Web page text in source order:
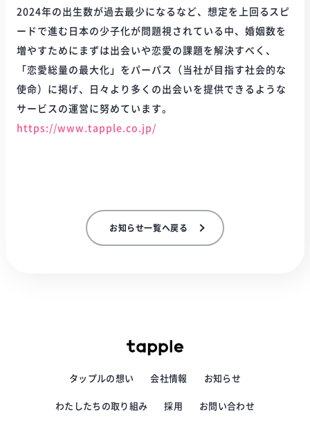
2024年の出生数が過去最少になるなど、想定を上回るスピ
ードで進む日本の少子化が問題視されている中、婚姻数を
増やすためにまずは出会いや恋愛の課題を解決すべく、
「恋愛総量の最大化」をパーパス（当社が目指す社会的な
使命）に掲げ、日々より多くの出会いを提供できるような
サービスの運営に努めています。
https://www.tapple.co.jp/
お知らせ一覧へ戻る
タップルの想い 会社情報 お知らせ
わたしたちの取り組み 採用 お問い合わせ